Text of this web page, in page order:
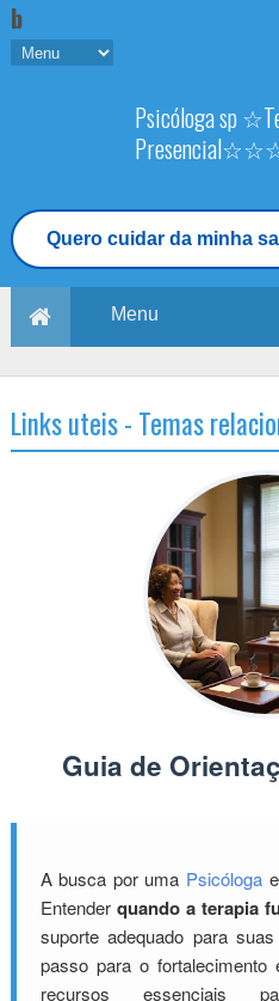
b
Psicóloga sp
TCC em Sp
Quero cuidar da minha
Links uteis - Temas
Guia de
A busca por uma Psicóloga
Entender quando a terapia
suporte adequado para
passo para o fortalecimento
recursos essenciais